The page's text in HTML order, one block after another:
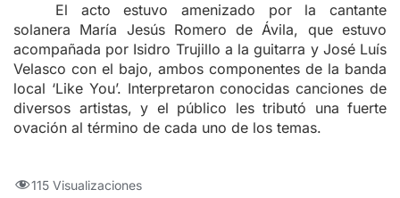
El acto estuvo amenizado por la cantante
solanera María Jesús Romero de Ávila, que estuvo
acompañada por Isidro Trujillo a la guitarra y José Luís
Velasco con el bajo, ambos componentes de la banda
local ‘Like You’. Interpretaron conocidas canciones de
diversos artistas, y el público les tributó una fuerte
ovación al término de cada uno de los temas.
115 Visualizaciones